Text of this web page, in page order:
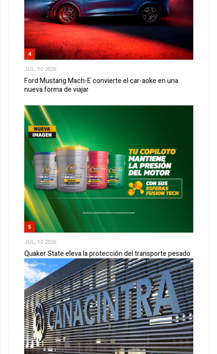
4
JUL, 10 2026
Ford Mustang Mach-E convierte el car-aoke en una
nueva forma de viajar
5
JUL, 10 2026
Quaker State eleva la protección del transporte pesado